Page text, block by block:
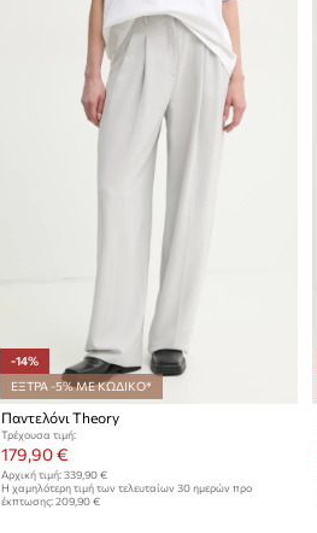
-14%
ΕΞΤΡΑ -5% ΜΕ ΚΩΔΙΚΟ*
Παντελόνι Theory
Τρέχουσα τιμή:
179,90 €
Αρχική τιμή: 339,90 €
Η χαμηλότερη τιμή των τελευταίων 30 ημερών προ
έκπτωσης: 209,90 €